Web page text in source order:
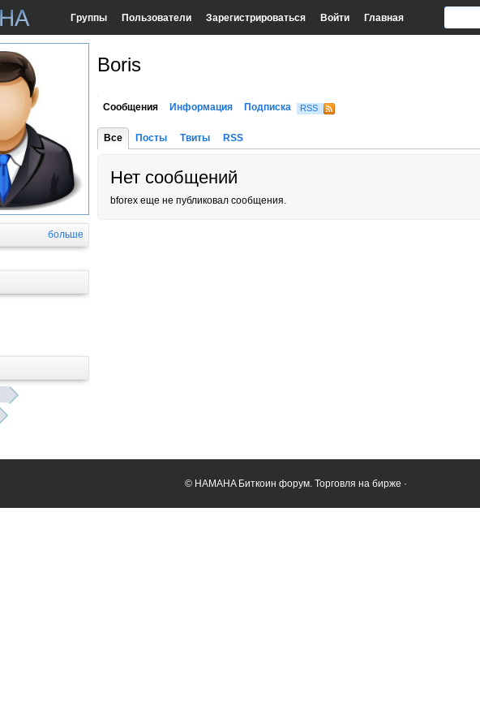
Группы Пользователи Зарегистрироваться Войти Главная
больше
Boris
Сообщения Информация Подписка RSS
Все Посты Твиты RSS
Нет сообщений
bforex еще не публиковал сообщения.
© HAMAHA Биткоин форум. Торговля на бирже ·